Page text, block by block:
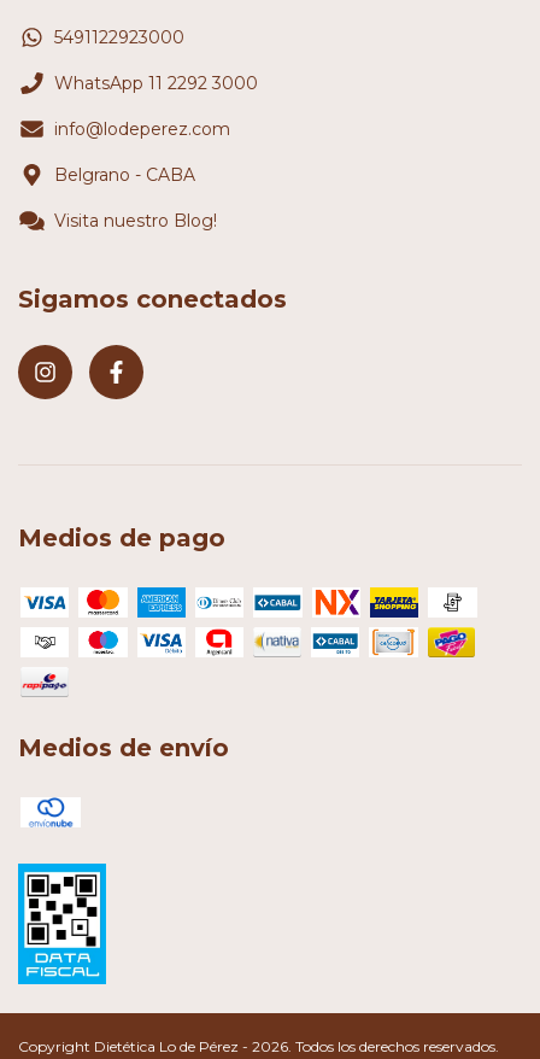
5491122923000
WhatsApp 11 2292 3000
info@lodeperez.com
Belgrano - CABA
Visita nuestro Blog!
Sigamos conectados
Medios de pago
Medios de envío
Copyright Dietética Lo de Pérez - 2026. Todos los derechos reservados.